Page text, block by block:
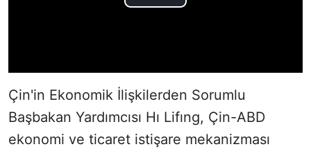
Çin'in Ekonomik İlişkilerden Sorumlu
Başbakan Yardımcısı Hı Lifıng, Çin-ABD
ekonomi ve ticaret istişare mekanizması